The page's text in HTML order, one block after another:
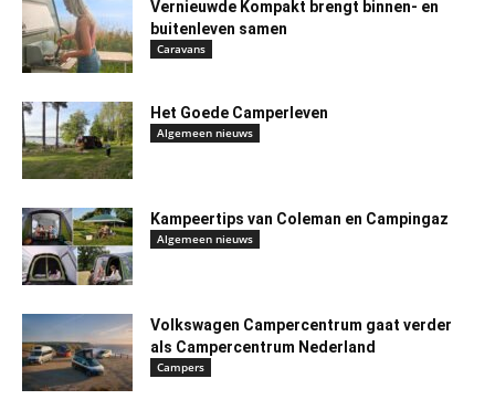
Vernieuwde Kompakt brengt binnen- en
buitenleven samen
Caravans
Het Goede Camperleven
Algemeen nieuws
Kampeertips van Coleman en Campingaz
Algemeen nieuws
Volkswagen Campercentrum gaat verder
als Campercentrum Nederland
Campers